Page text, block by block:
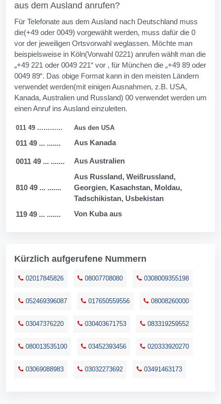
aus dem Ausland anrufen?
Für Telefonate aus dem Ausland nach Deutschland muss
die(+49 oder 0049) vorgewählt werden, muss dafür die 0
vor der jeweiligen Ortsvorwahl weglassen. Möchte man
beispielsweise in Köln(Vorwahl 0221) anrufen wählt man die
„+49 221 oder 0049 221“ vor , für München die „+49 89 oder
0049 89“. Das obige Format kann in den meisten Ländern
verwendet werden(mit einigen Ausnahmen, z.B. USA,
Kanada, Australien und Russland) 00 verwendet werden um
einen Anruf ins Ausland einzuleiten.
011 49 ………… Aus den USA
011 49 ... ....... Aus Kanada
0011 49 ... ....... Aus Australien
810 49 ... .......
Aus Russland, Weißrussland,
Georgien, Kasachstan, Moldau,
Tadschikistan, Usbekistan
119 49 ... .......
Von Kuba aus
Kürzlich aufgerufene Nummern
02017845826 08007708080 0308009355198
052469396087 017650559556 08008260000
03047376220 030403671753 083319259552
080013535100 03452393456 020333920270
03069088983 03032273692 03491463173